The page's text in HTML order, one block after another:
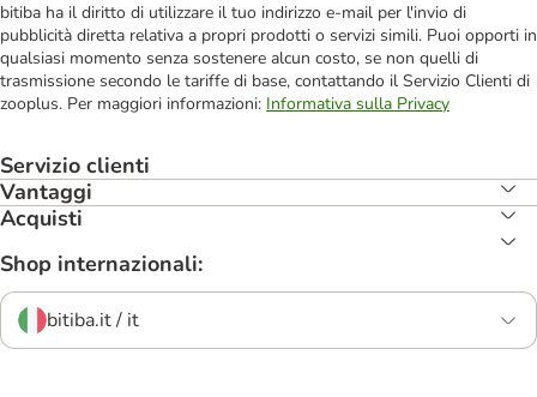
bitiba ha il diritto di utilizzare il tuo indirizzo e-mail per l'invio di
pubblicità diretta relativa a propri prodotti o servizi simili. Puoi opporti in
qualsiasi momento senza sostenere alcun costo, se non quelli di
trasmissione secondo le tariffe di base, contattando il Servizio Clienti di
zooplus. Per maggiori informazioni: Informativa sulla Privacy
Servizio clienti
Vantaggi
Acquisti
Shop internazionali:
bitiba.it / it